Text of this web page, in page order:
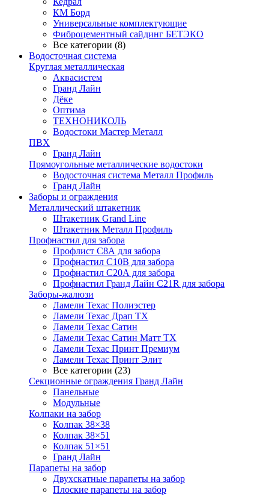
КМ Борд
Универсальные комплектующие
Фиброцементный сайдинг БЕТЭКО
Все категории (8)
Водосточная система
Круглая металлическая
Аквасистем
Гранд Лайн
Дёке
Оптима
ТЕХНОНИКОЛЬ
Водостоки Мастер Металл
ПВХ
Гранд Лайн
Прямоугольные металлические водостоки
Водосточная система Металл Профиль
Гранд Лайн
Заборы и ограждения
Металлический штакетник
Штакетник Grand Line
Штакетник Металл Профиль
Профнастил для забора
Профлист С8А для забора
Профнастил С10В для забора
Профнастил С20А для забора
Профнастил Гранд Лайн С21R для забора
Заборы-жалюзи
Ламели Техас Полиэстер
Ламели Техас Драп ТХ
Ламели Техас Сатин
Ламели Техас Сатин Матт ТХ
Ламели Техас Принт Премиум
Ламели Техас Принт Элит
Все категории (23)
Секционные ограждения Гранд Лайн
Панельные
Модульные
Колпаки на забор
Колпак 38×38
Колпак 38×51
Колпак 51×51
Гранд Лайн
Парапеты на забор
Двухскатные парапеты на забор
Плоские парапеты на забор